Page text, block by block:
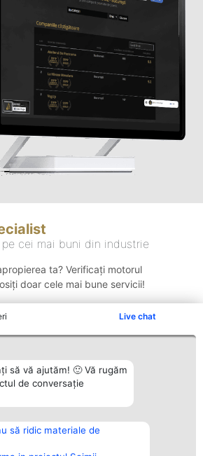
Live chat
să vă ajutăm! 🙂 Vă rugăm
de conversație
să ridic materiale de
cei mai buni din industrie
ta? Verificați motorul
doar cele mai bune servicii!
Plebiscyt
Lista Tuturor
Contact